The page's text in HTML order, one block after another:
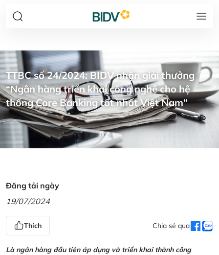
TTBC số 24/2024: BIDV nhận giải thưởng
“Ngân hàng triển khai công nghệ cho hệ
thống Core Banking tốt nhất Việt Nam”
Đăng tải ngày
19/07/2024
Thích Chia sẻ qua
Là ngân hàng đầu tiên áp dụng và triển khai thành công